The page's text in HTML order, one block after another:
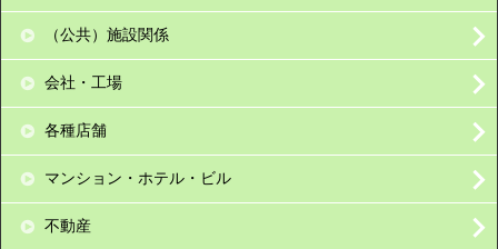
（公共）施設関係
会社・工場
各種店舗
マンション・ホテル・ビル
不動産